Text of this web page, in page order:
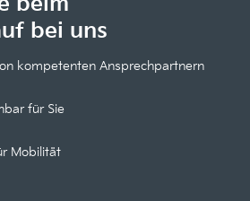
bei uns
kompetenten Ansprechpartnern
für Sie
Mobilität